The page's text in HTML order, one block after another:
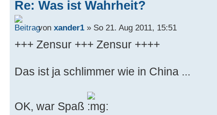
Re: Was ist Wahrheit?
von xander1 » So 21. Aug 2011, 15:51
+++ Zensur +++ Zensur ++++
Das ist ja schlimmer wie in China ...
OK, war Spaß